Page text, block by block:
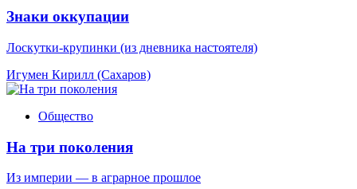
Знаки оккупации
Лоскутки-крупинки (из дневника настоятеля)
Игумен Кирилл (Сахаров)
Общество
На три поколения
Из империи — в аграрное прошлое